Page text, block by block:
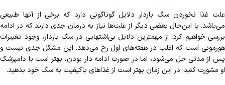
علت غذا نخوردن سگ باردار دلایل گوناگونی دارد که برخی از آن‎ها طبیعی
می‎‌باشد. با این‌حال بعضی دیگر از علت‌‎ها نیاز به درمان جدی دارند که در ادامه
بررسی خواهیم کرد. از مهم‏ترین دلایل بی‌اشتهایی در سگ باردار، وجود تغییرات
هورمونی است که اغلب در هفته‌‏های اول رخ می‏‌دهد. این مشکل جدی نیست و
پس از مدتی حل می‌شود، اما در صورت ادامه دار بودن، بهتر است با دامپزشک
او مشورت کنید. در این زمان بهتر است از غذاهای باکیفیت به سگ خود بدهید.